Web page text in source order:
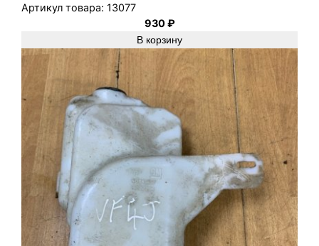
Артикул товара: 13077
930₽
В корзину